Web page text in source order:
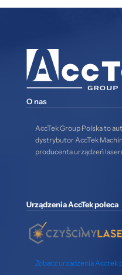
O nas
AccTek Group Polska to
dystrybutor AccTek
producenta urządzeń
Urządzenia AccTek poleca
Zobacz urządzenia Acctek